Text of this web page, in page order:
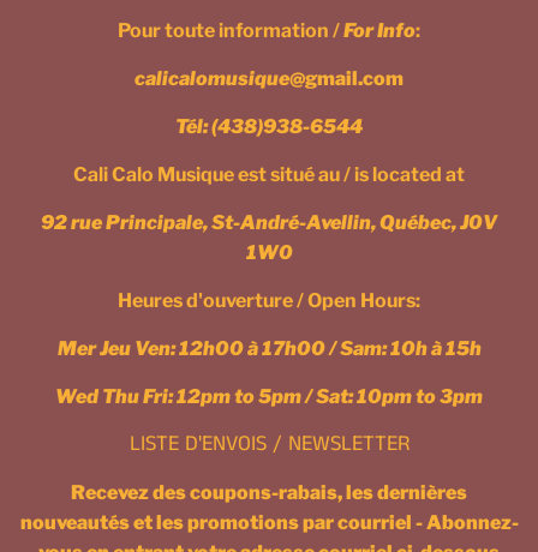
Pour toute information /For Info:
calicalomusique@gmail.com
Tél:(438)938-6544
Cali Calo Musique est situé au / is located at
92 rue Principale, St-André-Avellin, Québec, J0V
1W0
Heures d'ouverture / Open Hours:
Mer Jeu Ven: 12h00 à 17h00 / Sam: 10h à 15h
Wed Thu Fri: 12pm to 5pm / Sat: 10pm to 3pm
LISTE D'ENVOIS / NEWSLETTER
Recevez des coupons-rabais, les dernières
nouveautés et les promotions par courriel - Abonnez-